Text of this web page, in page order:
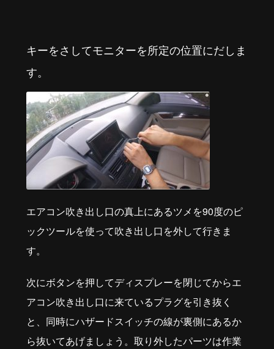
キーをさしてモニターを所定の位置にだしま
す。
エアコン吹き出し口の真上にあるツメを90度のピ
ックツールを使って吹き出し口を外して行きま
す。
次にボタンを押してディスプレーを閉じてからエ
アコン吹き出し口に来ているプラグを引き抜く
と、同時にハザードスイッチの線が裏側にあるか
ら抜いてあげましょう。取り外したパーツは作業